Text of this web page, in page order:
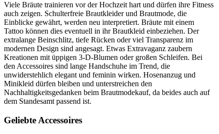
Viele Bräute trainieren vor der Hochzeit hart und dürfen ihre Fitness
auch zeigen. Schulterfreie Brautkleider und Brautmode, die
Einblicke gewährt, werden neu interpretiert. Bräute mit einem
Tattoo können dies eventuell in ihr Brautkleid einbeziehen. Der
extralange Beinschlitz, tiefe Rücken oder viel Transparenz im
modernen Design sind angesagt. Etwas Extravaganz zaubern
Kreationen mit üppigen 3-D-Blumen oder großen Schleifen. Bei
den Accessoires sind lange Handschuhe im Trend, die
unwiderstehlich elegant und feminin wirken. Hosenanzug und
Minikleid dürfen bleiben und unterstreichen den
Nachhaltigkeitsgedanken beim Brautmodekauf, da beides auch auf
dem Standesamt passend ist.
Geliebte Accessoires